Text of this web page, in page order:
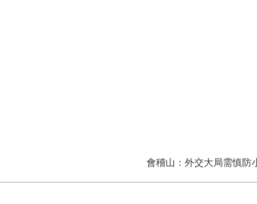
會稽山：外交大局需慎防